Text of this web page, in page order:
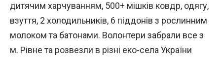
дитячим харчуванням, 500+ мішків ковдр, одягу,
взуття, 2 холодильників, 6 піддонів з рослинним
молоком та батонами. Волонтери забрали все з
м. Рівне та розвезли в різні еко-села України